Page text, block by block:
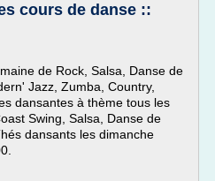
cours de danse ::
de Rock, Salsa, Danse de
Jazz, Zumba, Country,
dansantes à thème tous les
Swing, Salsa, Danse de
dansants les dimanche